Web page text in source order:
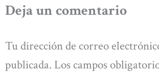
Deja un comentario
Tu dirección de correo
publicada. Los campos